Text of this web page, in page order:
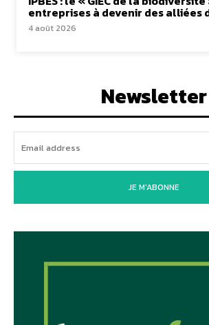
entreprises à devenir des alliées
4 août 2026
Newsletter
JE M'ABONNE